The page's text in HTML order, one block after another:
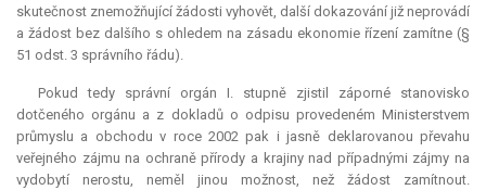
skutečnost znemožňující žádosti vyhovět, další dokazování již neprovádí
a žádost bez dalšího s ohledem na zásadu ekonomie řízení zamítne (§
51 odst. 3 správního řádu).
Pokud tedy správní orgán I. stupně zjistil záporné stanovisko
dotčeného orgánu a z dokladů o odpisu provedeném Ministerstvem
průmyslu a obchodu v roce 2002 pak i jasně deklarovanou převahu
veřejného zájmu na ochraně přírody a krajiny nad případnými zájmy na
vydobytí nerostu, neměl jinou možnost, než žádost zamítnout.